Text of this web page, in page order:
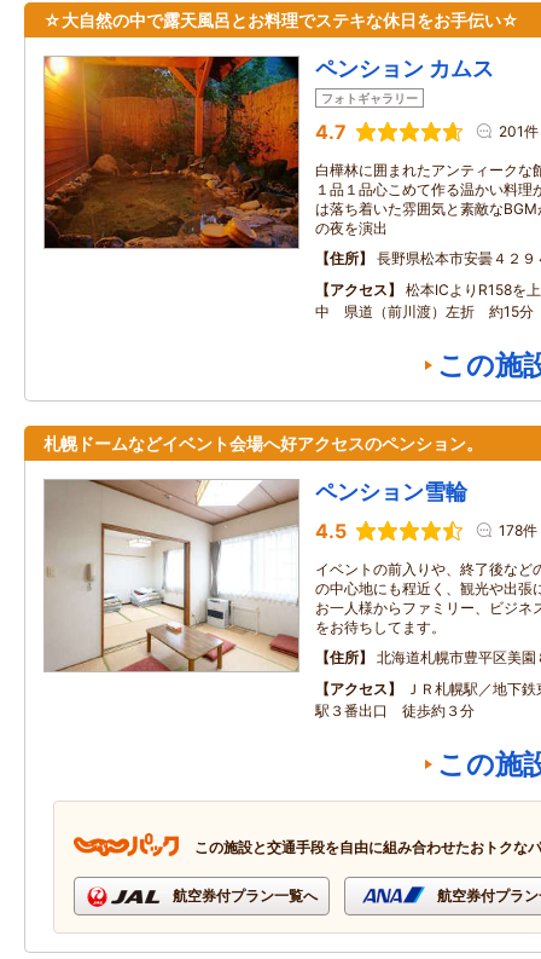
☆大自然の中で露天風呂とお料理でステキな休日をお手伝い☆
ペンション カムス
フォトギャラリー
4.7 201件
白樺林に囲まれたアンティークな
１品１品心こめて作る温かい料理
は落ち着いた雰囲気と素敵な
の夜を演出
住所
長野県松本市安曇４２９
アクセス
松本ICよりR158を
中 県道（前川渡）左折 約15分
この施
札幌ドームなどイベント会場へ好アクセスのペンション。
ペンション雪輪
4.5 178件
イベントの前入りや、終了後など
の中心地にも程近く、観光や出張
お一人様からファミリー、ビジネ
をお待ちしてます。
住所
北海道札幌市豊平区美園
アクセス
ＪＲ札幌駅／地下
駅３番出口 徒歩約３分
この施
この施設と交通手段を自由に組み合わせたおトクな
航空券付プラン一覧へ 航空券付プラ